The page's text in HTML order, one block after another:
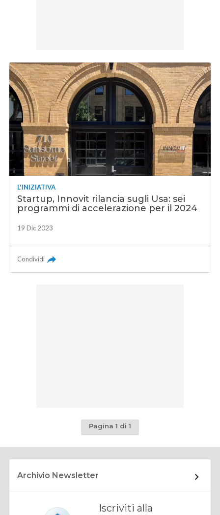
L'INIZIATIVA
Startup, Innovit rilancia sugli Usa: sei
programmi di accelerazione per il 2024
19 Dic 2023
Condividi
Pagina 1 di 1
Archivio Newsletter
Iscriviti alla